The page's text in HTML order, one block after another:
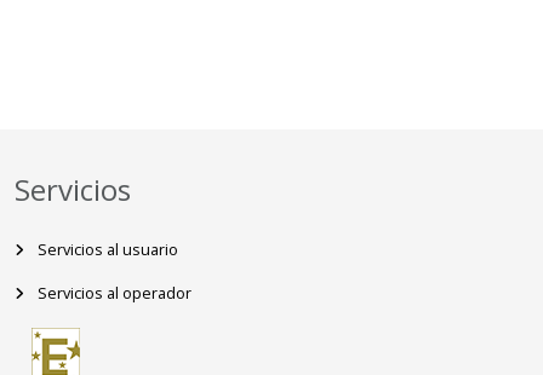
Servicios
Servicios al usuario
Servicios al operador